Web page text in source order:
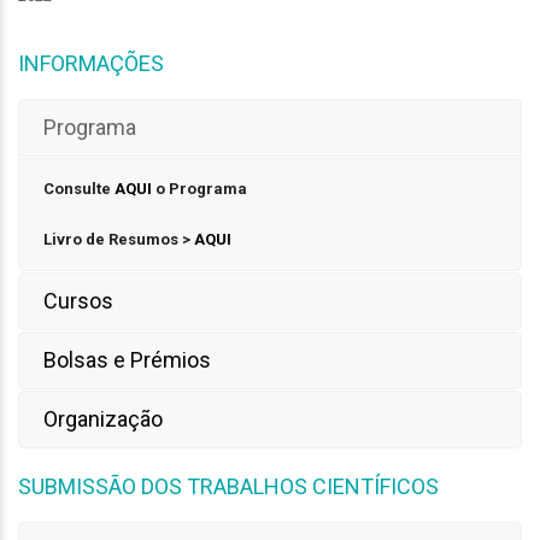
INFORMAÇÕES
Programa
Consulte AQUI o Programa
Livro de Resumos > AQUI
Cursos
Bolsas e Prémios
Organização
SUBMISSÃO DOS TRABALHOS CIENTÍFICOS